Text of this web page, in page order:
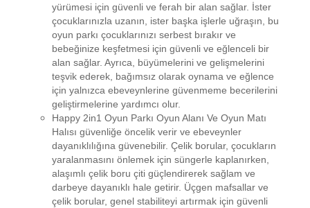
yürümesi için güvenli ve ferah bir alan sağlar. İster
çocuklarınızla uzanın, ister başka işlerle uğraşın, bu
oyun parkı çocuklarınızı serbest bırakır ve
bebeğinize keşfetmesi için güvenli ve eğlenceli bir
alan sağlar. Ayrıca, büyümelerini ve gelişmelerini
teşvik ederek, bağımsız olarak oynama ve eğlence
için yalnızca ebeveynlerine güvenmeme becerilerini
geliştirmelerine yardımcı olur.
Happy 2in1 Oyun Parkı Oyun Alanı Ve Oyun Matı
Halısı güvenliğe öncelik verir ve ebeveynler
dayanıklılığına güvenebilir. Çelik borular, çocukların
yaralanmasını önlemek için süngerle kaplanırken,
alaşımlı çelik boru çiti güçlendirerek sağlam ve
darbeye dayanıklı hale getirir. Üçgen mafsallar ve
çelik borular, genel stabiliteyi artırmak için güvenli